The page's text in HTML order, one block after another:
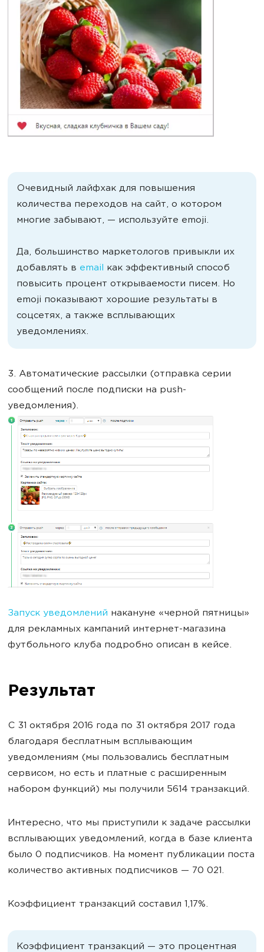
Очевидный лайфхак для повышения
количества переходов на сайт, о котором
многие забывают, — используйте emoji.
Да, большинство маркетологов привыкли их
добавлять в email как эффективный способ
повысить процент открываемости писем. Но
emoji показывают хорошие результаты в
соцсетях, а также всплывающих
уведомлениях.
3. Автоматические рассылки (отправка серии
сообщений после подписки на push-
уведомления).
Запуск уведомлений накануне «черной пятницы»
для рекламных кампаний интернет-магазина
футбольного клуба подробно описан в кейсе.
Результат
С 31 октября 2016 года по 31 октября 2017 года
благодаря бесплатным всплывающим
уведомлениям (мы пользовались бесплатным
сервисом, но есть и платные с расширенным
набором функций) мы получили 5614 транзакций.
Интересно, что мы приступили к задаче рассылки
всплывающих уведомлений, когда в базе клиента
было 0 подписчиков. На момент публикации поста
количество активных подписчиков — 70 021.
Коэффициент транзакций составил 1,17%.
Коэффициент транзакций — это процентная